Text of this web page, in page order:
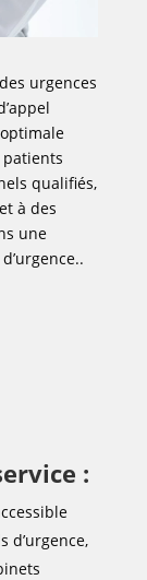
urgences
qualifiés,
à des
une
:
d’urgence,